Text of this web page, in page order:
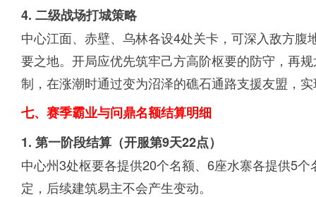
4. 二级战场打城策略
中心江面、赤壁、乌林各设4处关卡，可深入敌方
要之地。开局应优先筑牢己方高阶枢要的防守，再
制，在涨潮时通过变为沼泽的礁石通路支援友盟，
七、赛季霸业与问鼎名额结算明细
1. 第一阶段结算（开服第9天22点）
中心州3处枢要各提供20个名额、6座水寨各提供5
定，后续建筑易主不会产生变动。